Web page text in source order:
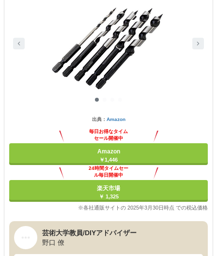
出典： Amazon
毎日お得なタイム
セール開催中
Amazon
￥1,446
24時間タイムセー
ル毎日開催中
楽天市場
￥ 1,325
※各社通販サイトの 2025年3月30日時点 での税込価格
芸術大学教員/DIYアドバイザー
野口 僚